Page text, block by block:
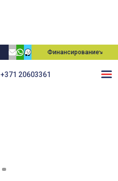
Финансирование
+371 20603361